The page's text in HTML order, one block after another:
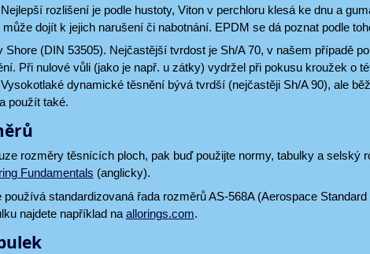
rozlišení je podle hustoty, Viton v perchloru klesá ke dnu a
může dojít k jejich narušení či nabotnání. EPDM se dá poznat podle
Shore (DIN 53505). Nejčastější tvrdost je Sh/A 70, v našem případě
Při nulové vůli (jako je např. u zátky) vydržel při pokusu kroužek o
dynamické těsnění bývá tvrdší (nejčastěji Sh/A 90), ale
použít také.
rozměry těsnících ploch, pak buď použijte normy, tabulky a selský
Fundamentals (anglicky).
standardizovaná řada rozměrů AS-568A (Aerospace
najdete například na allorings.com.